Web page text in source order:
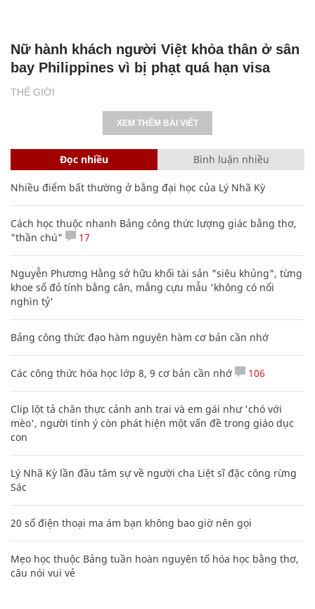
THẾ GIỚI
Nữ hành khách người Việt khỏa thân ở sân
bay Philippines vì bị phạt quá hạn visa
XEM THÊM BÀI VIẾT
Đọc nhiều Bình luận nhiều
Nhiều điểm bất thường ở bằng đại học của Lý Nhã Kỳ
Cách học thuộc nhanh Bảng công thức lượng giác bằng thơ,
"thần chú"
17
Nguyễn Phương Hằng sở hữu khối tài sản "siêu khủng", từng
khoe sổ đỏ tính bằng cân, mắng cựu mẫu 'không có nổi
nghìn tỷ'
Bảng công thức đạo hàm nguyên hàm cơ bản cần nhớ
Các công thức hóa học lớp 8, 9 cơ bản cần nhớ 106
Clip lột tả chân thực cảnh anh trai và em gái như 'chó với
mèo', người tinh ý còn phát hiện một vấn đề trong giáo dục
con
Lý Nhã Kỳ lần đầu tâm sự về người cha Liệt sĩ đặc công rừng
Sác
20 số điện thoại ma ám bạn không bao giờ nên gọi
Mẹo học thuộc Bảng tuần hoàn nguyên tố hóa học bằng thơ,
câu nói vui vẻ